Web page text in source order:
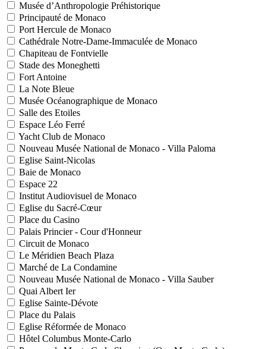
Musée d’Anthropologie Préhistorique
Principauté de Monaco
Port Hercule de Monaco
Cathédrale Notre-Dame-Immaculée de Monaco
Chapiteau de Fontvielle
Stade des Moneghetti
Fort Antoine
La Note Bleue
Musée Océanographique de Monaco
Salle des Etoiles
Espace Léo Ferré
Yacht Club de Monaco
Nouveau Musée National de Monaco - Villa Paloma
Eglise Saint-Nicolas
Baie de Monaco
Espace 22
Institut Audiovisuel de Monaco
Eglise du Sacré-Cœur
Place du Casino
Palais Princier - Cour d'Honneur
Circuit de Monaco
Le Méridien Beach Plaza
Marché de La Condamine
Nouveau Musée National de Monaco - Villa Sauber
Quai Albert Ier
Eglise Sainte-Dévote
Place du Palais
Eglise Réformée de Monaco
Hôtel Columbus Monte-Carlo